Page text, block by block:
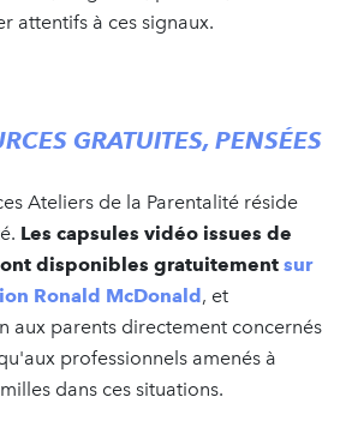
attentifs à ces signaux.
GRATUITES, PENSÉES
Ateliers de la Parentalité réside
Les capsules vidéo issues de
disponibles gratuitement sur
Ronald McDonald , et
aux parents directement concernés
professionnels amenés à
dans ces situations.